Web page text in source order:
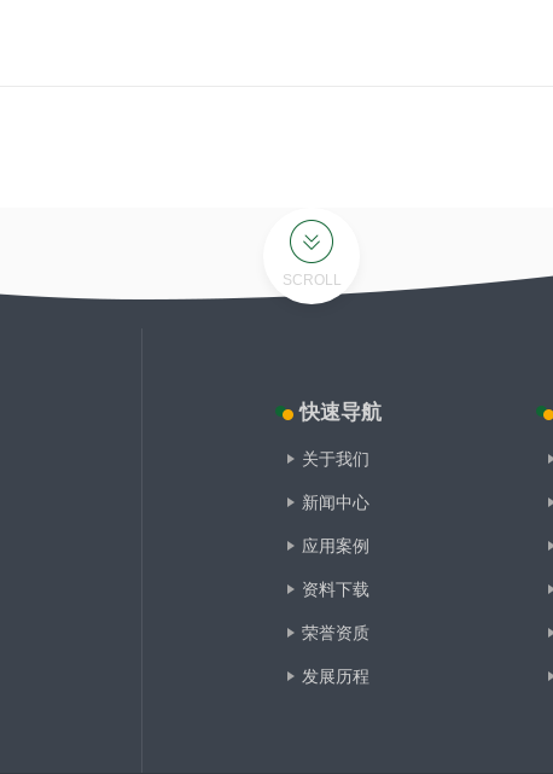
SCROLL
快速导航
关于我们
新闻中心
应用案例
资料下载
荣誉资质
发展历程